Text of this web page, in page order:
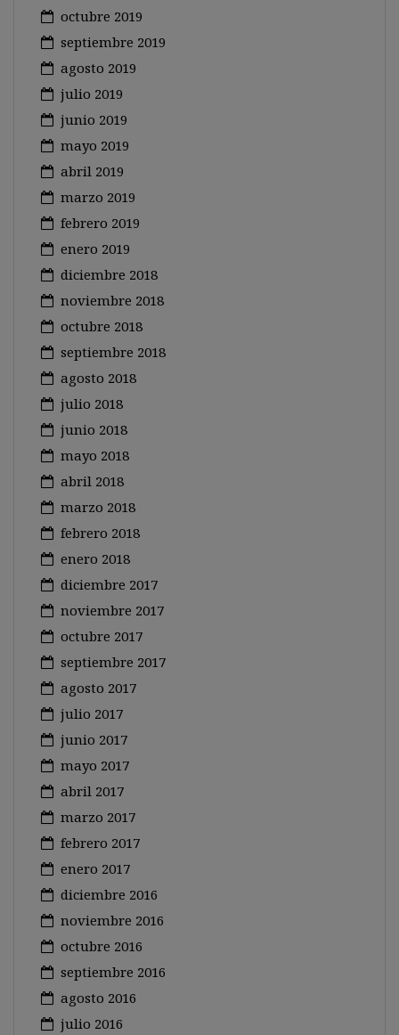
octubre 2019
septiembre 2019
agosto 2019
julio 2019
junio 2019
mayo 2019
abril 2019
marzo 2019
febrero 2019
enero 2019
diciembre 2018
noviembre 2018
octubre 2018
septiembre 2018
agosto 2018
julio 2018
junio 2018
mayo 2018
abril 2018
marzo 2018
febrero 2018
enero 2018
diciembre 2017
noviembre 2017
octubre 2017
septiembre 2017
agosto 2017
julio 2017
junio 2017
mayo 2017
abril 2017
marzo 2017
febrero 2017
enero 2017
diciembre 2016
noviembre 2016
octubre 2016
septiembre 2016
agosto 2016
julio 2016